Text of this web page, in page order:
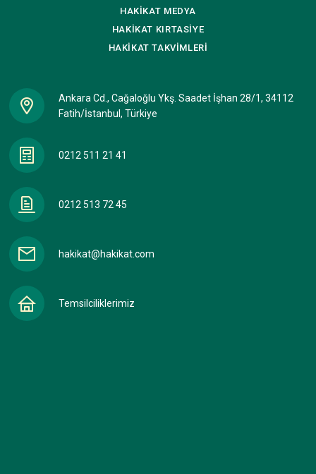
HAKİKAT MEDYA
HAKİKAT KIRTASİYE
HAKİKATTAKVİMLERİ
Ankara Cd., Cağaloğlu Ykş. Saadet İşhan 28/1, 34112
Fatih/İstanbul, Türkiye
0212 511 21 41
0212 513 72 45
hakikat@hakikat.com
Temsilciliklerimiz